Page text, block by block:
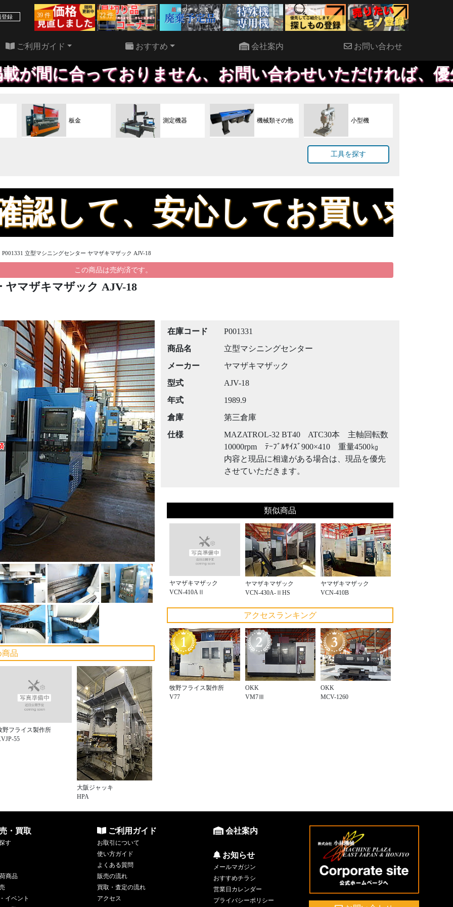
登録 39 件 22 件
ご利用ガイド おすすめ 会社案内 お問い合わせ
りません、お問い合わせいただければ、優先して提案さ
板金 測定機器 機械類その他 小型機
工具を探す
心してお買い求めできま
P001331 立型マシニングセンター ヤマザキマザック AJV-18
この商品は売約済です。
ヤマザキマザック AJV-18
Next
商品
野フライス製作所
55
大阪ジャッキ
HPA
在庫コード
P001331
商品名
立型マシニングセンター
メーカー
ヤマザキマザック
型式
AJV-18
年式
1989.9
倉庫
第三倉庫
仕様
MAZATROL-32 BT40 ATC30本 主軸回転数
10000rpm ﾃｰﾌﾞﾙｻｲｽﾞ900×410 重量4500㎏
内容と現品に相違がある場合は、現品を優先
させていただきます。
類似商品
ヤマザキマザック
VCN-410AⅡ
ヤマザキマザック
VCN-430A-ⅡHS
ヤマザキマザック
VCN-410B
アクセスランキング
牧野フライス製作所
V77
OKK
VM7Ⅲ
OKK
MCV-1260
・買取
す
商品
イベント
ご利用ガイド
お取引について
使い方ガイド
よくある質問
販売の流れ
買取・査定の流れ
アクセス
会社案内
お知らせ
メールマガジン
おすすめチラシ
営業日カレンダー
プライバシーポリシー